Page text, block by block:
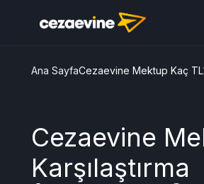
Ana SayfaCezaevine Mektup Kaç
Cezaevine
Karşılaştırma